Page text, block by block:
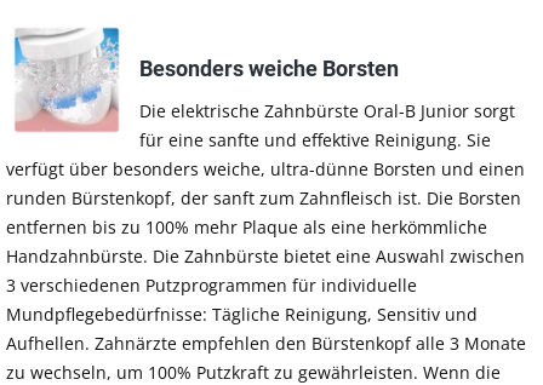
Besonders weiche Borsten
Die elektrische Zahnbürste Oral-B Junior sorgt
für eine sanfte und effektive Reinigung. Sie
verfügt über besonders weiche, ultra-dünne Borsten und einen
runden Bürstenkopf, der sanft zum Zahnfleisch ist. Die Borsten
entfernen bis zu 100% mehr Plaque als eine herkömmliche
Handzahnbürste. Die Zahnbürste bietet eine Auswahl zwischen
3 verschiedenen Putzprogrammen für individuelle
Mundpflegebedürfnisse: Tägliche Reinigung, Sensitiv und
Aufhellen. Zahnärzte empfehlen den Bürstenkopf alle 3 Monate
zu wechseln, um 100% Putzkraft zu gewährleisten. Wenn die